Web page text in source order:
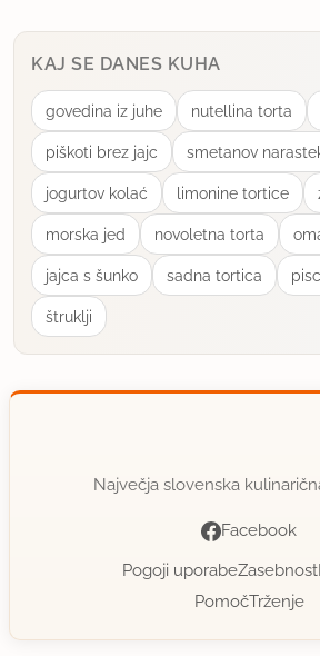
KAJ SE DANES KUHA
govedina iz juhe nutellina torta
piškoti brez jajc smetanov
jogurtov kolać limonine tortice
morska jed novoletna torta
jajca s šunko sadna tortica
štruklji
Največja slovenska
Facebook
Pogoji uporabeZasebnost
PomočTrženje